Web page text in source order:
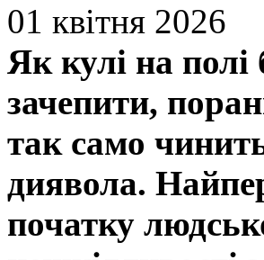
01 квітня 2026
Як кулі на
зачепити,
так само
диявола.
початку